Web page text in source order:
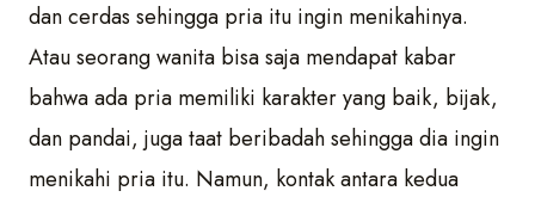
dan cerdas sehingga pria itu ingin menikahinya.
Atau seorang wanita bisa saja mendapat kabar
bahwa ada pria memiliki karakter yang baik, bijak,
dan pandai, juga taat beribadah sehingga dia ingin
menikahi pria itu. Namun, kontak antara kedua